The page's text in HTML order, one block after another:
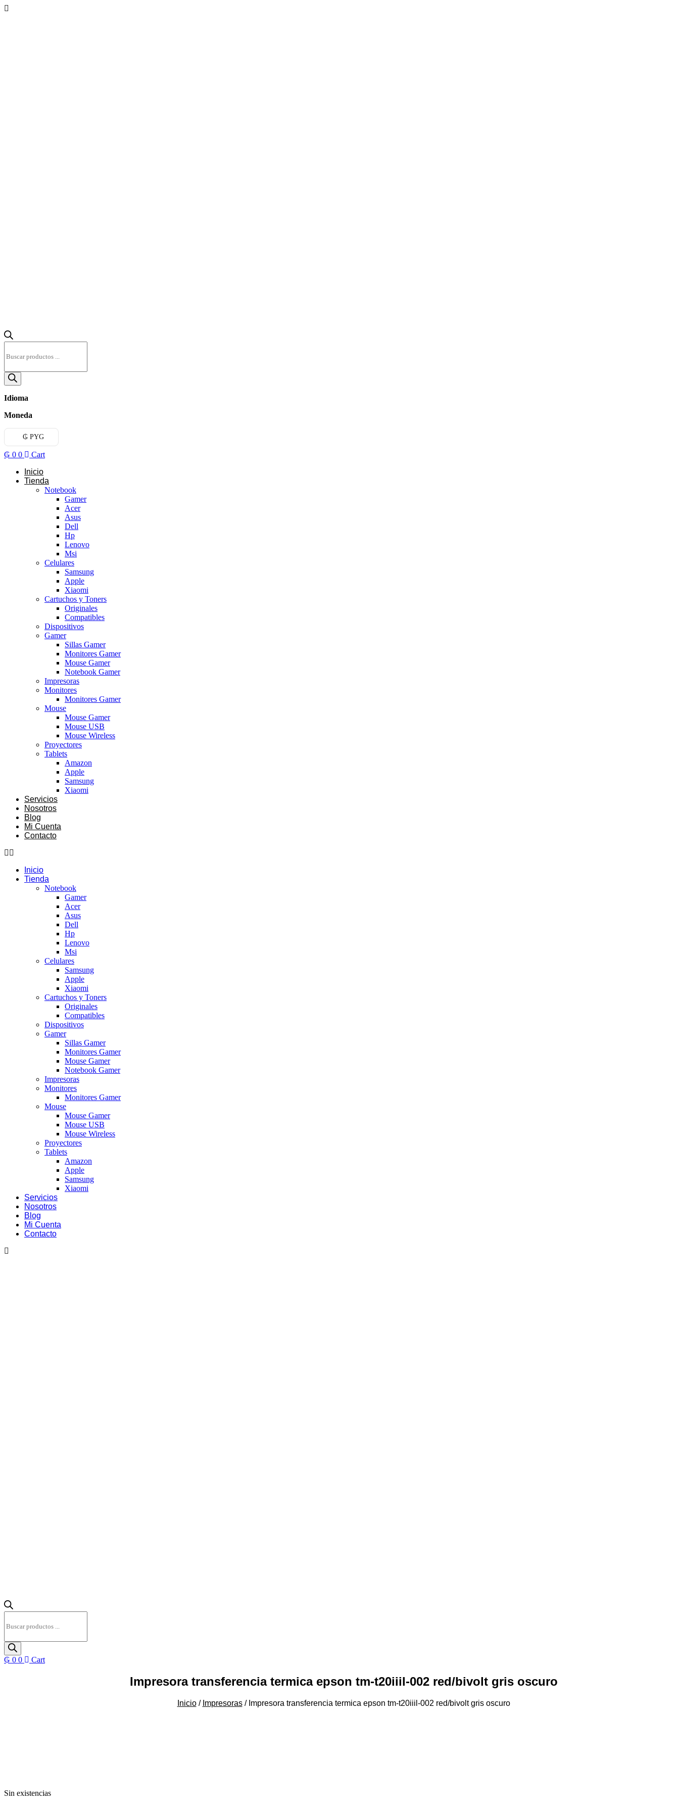
Ir
de
Idioma
Moneda
₲ PYG
₲ 0 0
Cart
Inicio
Tienda
Notebook
Gamer
Acer
Asus
Dell
Hp
Lenovo
Msi
Celulares
Samsung
Apple
Xiaomi
Cartuchos y Toners
Originales
Compatibles
Dispositivos
Gamer
Sillas Gamer
Monitores Gamer
Mouse Gamer
Notebook Gamer
Impresoras
Monitores
Monitores Gamer
Mouse
Mouse Gamer
Mouse USB
Mouse Wireless
Proyectores
Tablets
Amazon
Apple
Samsung
Xiaomi
Servicios
Nosotros
Blog
Mi Cuenta
Contacto
Inicio
Tienda
Notebook
Gamer
Acer
Asus
Dell
Hp
Lenovo
Msi
Celulares
Samsung
Apple
Xiaomi
Cartuchos y Toners
Originales
Compatibles
Dispositivos
Gamer
Sillas Gamer
Monitores Gamer
Mouse Gamer
Notebook Gamer
Impresoras
Monitores
Monitores Gamer
Mouse
Mouse Gamer
Mouse USB
Mouse Wireless
Proyectores
Tablets
Amazon
Apple
Samsung
Xiaomi
Servicios
Nosotros
Blog
Mi Cuenta
Contacto
de
₲ 0 0 Cart
Impresora transferencia termica epson tm-t20iiil-002 red/bivolt gris oscuro
Inicio/ Impresoras/ Impresora transferencia termica epson tm-t20iiil-002 red/bivolt gris oscuro
Sin existencias